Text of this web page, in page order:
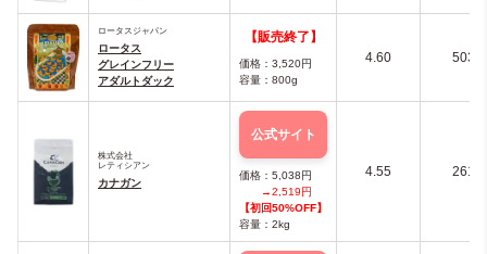
ロータスジャパン
ロータス
グレインフリー
アダルトダック
【販売終了】
価格：3,520円
容量：800g
4.60 503円
株式会社
レティシアン
カナガン
公式サイト
価格：5,038円
→2,519円
【初回50%OFF】
容量：2kg
4.55 261円